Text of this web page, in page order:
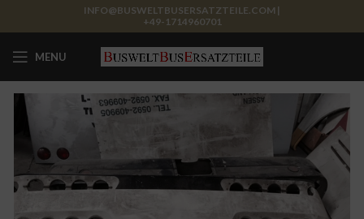
INFO@BUSWELTBUSERSATZTEILE.COM |
+49-1714960701
MENU